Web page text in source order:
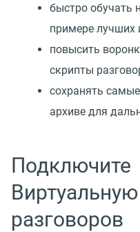
быстро обучать
примере лучших
повысить
скрипты
сохранять
архиве для
Подключите
разговоров